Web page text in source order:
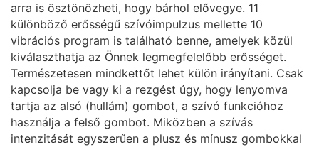
arra is ösztönözheti, hogy bárhol elővegye. 11
különböző erősségű szívóimpulzus mellette 10
vibrációs program is található benne, amelyek közül
kiválaszthatja az Önnek legmegfelelőbb erősséget.
Természetesen mindkettőt lehet külön irányítani. Csak
kapcsolja be vagy ki a rezgést úgy, hogy lenyomva
tartja az alsó (hullám) gombot, a szívó funkcióhoz
használja a felső gombot. Miközben a szívás
intenzitását egyszerűen a plusz és mínusz gombokkal